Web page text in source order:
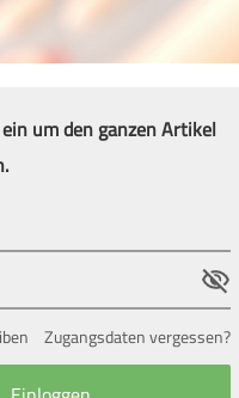
um den ganzen Artikel
Zugangsdaten vergessen?